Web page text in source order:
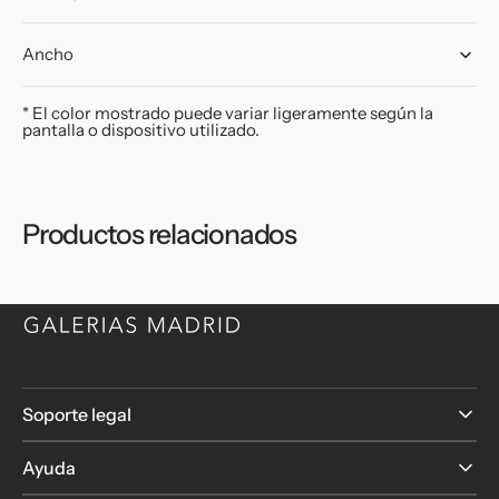
Ancho
* El color mostrado puede variar ligeramente según la
pantalla o dispositivo utilizado.
Productos relacionados
Soporte legal
Ayuda